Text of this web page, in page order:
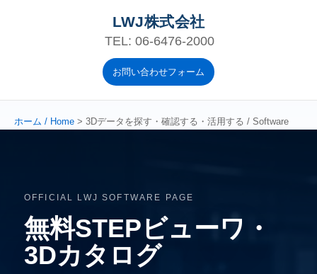
LWJ株式会社
TEL: 06-6476-2000
お問い合わせフォーム
ホーム / Home > 3Dデータを探す・確認する・活用する / Software
OFFICIAL LWJ SOFTWARE PAGE
無料STEPビューワ ・
3Dカタログ